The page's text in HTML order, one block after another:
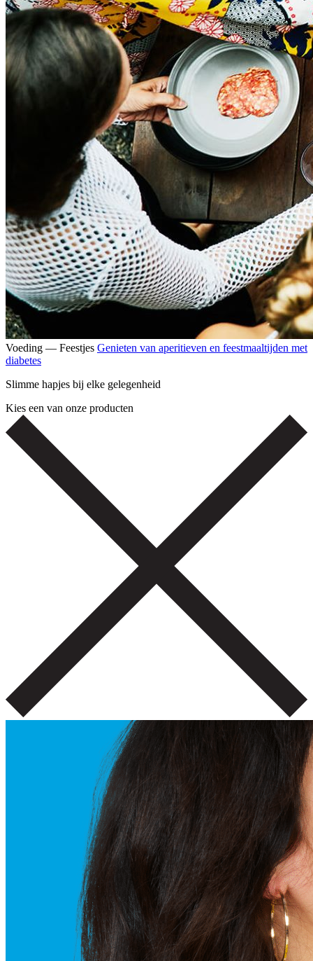
Voeding — Feestjes Genieten van aperitieven en feestmaaltijden met
diabetes
Slimme hapjes bij elke gelegenheid
Kies een van onze producten